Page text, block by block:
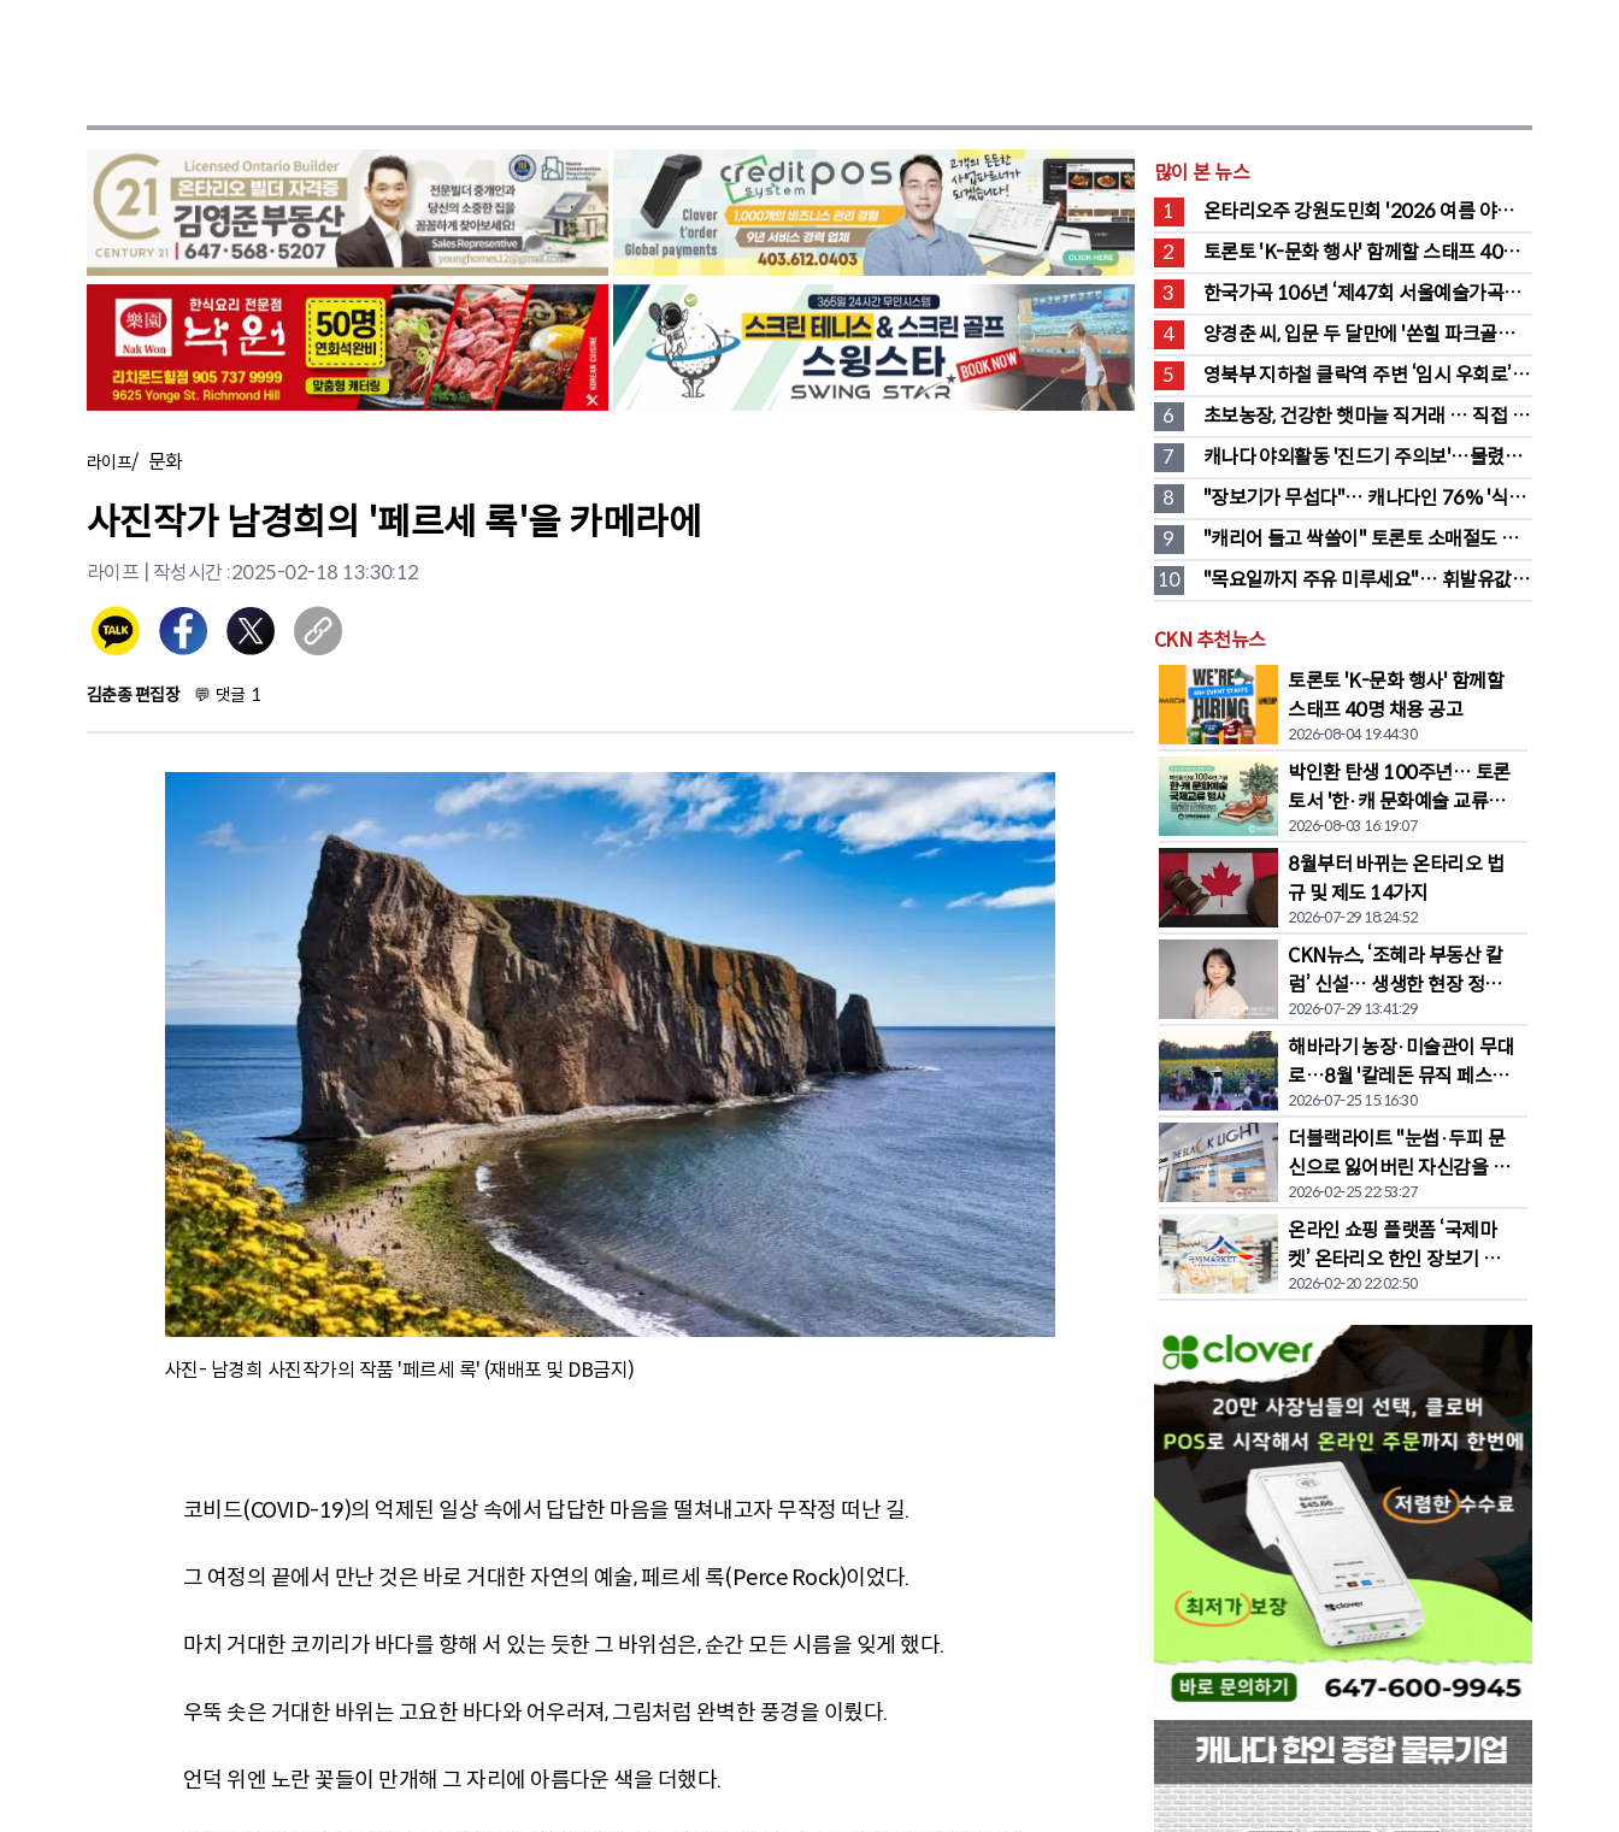
라이프/ 문화
사진작가 남경희의 '페르세 록'을 카메라에
라이프 | 작성시간 :2025-02-18 13:30:12
김춘종 편집장 💬 댓글 1
사진- 남경희 사진작가의 작품 '페르세 록' (재배포 및 DB금지)
코비드(COVID-19)의 억제된 일상 속에서 답답한 마음을 떨쳐내고자 무작정 떠난 길.
그 여정의 끝에서 만난 것은 바로 거대한 자연의 예술, 페르세 록(Perce Rock)이었다.
마치 거대한 코끼리가 바다를 향해 서 있는 듯한 그 바위섬은, 순간 모든 시름을 잊게 했다.
우뚝 솟은 거대한 바위는 고요한 바다와 어우러져, 그림처럼 완벽한 풍경을 이뤘다.
언덕 위엔 노란 꽃들이 만개해 그 자리에 아름다운 색을 더했다.
많이 본 뉴스
1
온타리오주 강원도민회 '2026 여름 야유
회' 성료
2
토론토 'K-문화 행사' 함께할 스태프 40명
채용 공고
3
한국가곡 106년 ‘제47회 서울예술가곡제’
2회차 무대 성황
4
양경춘 씨, 입문 두 달만에 '쏜힐 파크골프'
첫 홀인원 주인공
5
영북부 지하철 클락역 주변 ‘임시 우회로’
전환… “영 스트리트 바뀐다”
6
초보농장, 건강한 햇마늘 직거래 … 직접 만
든 전통 장류도 판매
7
캐나다 야외활동 '진드기 주의보'…물렸을
때 올바른 대처법은?
8
"장보기가 무섭다"… 캐나다인 76% '식료
품값이 가장 부담'
9
"캐리어 들고 싹쓸이" 토론토 소매절도
546명 검거…훔친 물건 재유통
10
"목요일까지 주유 미루세요"… 휘발유값
대폭 하락 예고
CKN 추천뉴스
토론토 'K-문화 행사' 함께할
스태프 40명 채용 공고
2026-08-04 19:44:30
박인환 탄생 100주년… 토론
토서 '한·캐 문화예술 교류전'
열린다
2026-08-03 16:19:07
8월부터 바뀌는 온타리오 법
규 및 제도 14가지
2026-07-29 18:24:52
CKN뉴스, ‘조혜라 부동산 칼
럼’ 신설… 생생한 현장 정보
공유
2026-07-29 13:41:29
해바라기 농장·미술관이 무대
로…8월 '칼레돈 뮤직 페스티
벌' 개막
2026-07-25 15:16:30
더블랙라이트 "눈썹·두피 문
신으로 잃어버린 자신감을 되
찾다"
2026-02-25 22:53:27
온라인 쇼핑 플랫폼 ‘국제마
켓’ 온타리오 한인 장보기 문
화 바꾼다
2026-02-20 22:02:50